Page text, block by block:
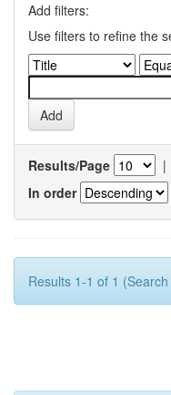
Add filters:
Use filters to refine the
Results/Page |
In order
Results 1-1 of 1